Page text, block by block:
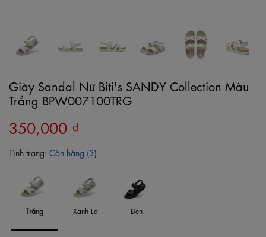
Giày Sandal Nữ Biti's SANDY Collection Màu
Trắng BPW007100TRG
350,000 ₫
Tình trạng: Còn hàng (3)
Xanh Lá
Trắng Đen